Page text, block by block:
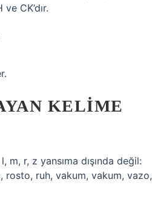
CK’dır.
KELIME
m, r, z yansıma dışında değil:
rosto, ruh, vakum, vakum, vazo,